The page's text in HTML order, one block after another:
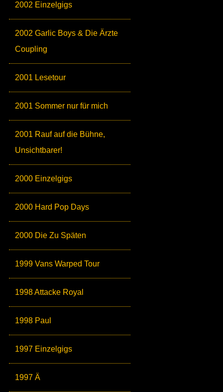
2002 Einzelgigs
2002 Garlic Boys & Die Ärzte
Coupling
2001 Lesetour
2001 Sommer nur für mich
2001 Rauf auf die Bühne,
Unsichtbarer!
2000 Einzelgigs
2000 Hard Pop Days
2000 Die Zu Späten
1999 Vans Warped Tour
1998 Attacke Royal
1998 Paul
1997 Einzelgigs
1997 Ä